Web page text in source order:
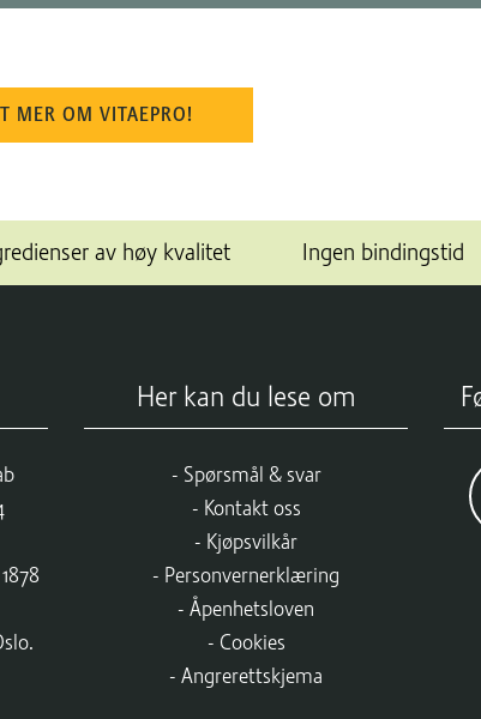
MER OM VITAEPRO!
av høy kvalitet Ingen bindingstid
Her kan du lese om
Spørsmål & svar
Kontakt oss
Kjøpsvilkår
Personvernerklæring
Åpenhetsloven
Cookies
Angrerettskjema